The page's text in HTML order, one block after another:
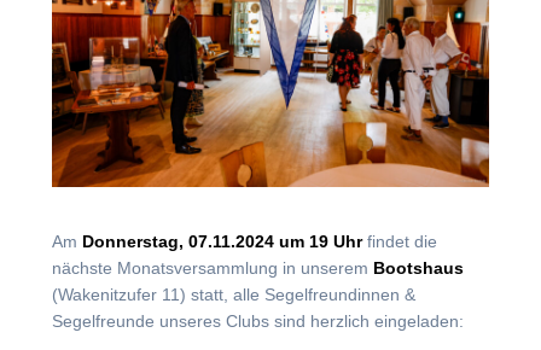
Am Donnerstag, 07.11.2024 um 19 Uhrfindet die
nächste Monatsversammlung in unserem Bootshaus
(Wakenitzufer 11) statt, alle Segelfreundinnen &
Segelfreunde unseres Clubs sind herzlich eingeladen: